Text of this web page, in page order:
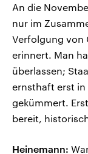
An die
nur im
Verfolgung von
erinnert. Man
überlassen;
ernsthaft erst in
gekümmert.
bereit,
Heinemann: